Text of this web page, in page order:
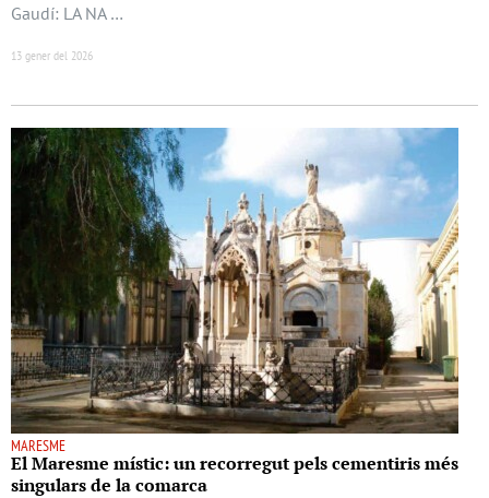
Gaudí: LA NA …
13 gener del 2026
MARESME
El Maresme místic: un recorregut pels cementiris més
singulars de la comarca